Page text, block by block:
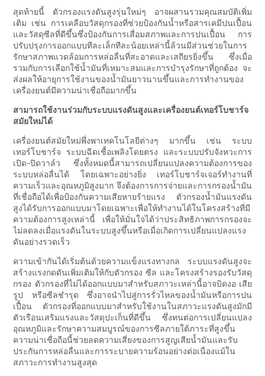
สุดท้ายนี้ ตัวกรองแรงดันสูงรุ่นใหม่ๆ อาจผสานรวมคุณสมบัติเพิ่ม
เติม เช่น การเคลือบวัสดุกรองที่ช่วยป้องกันน้ำหรือสารเคมีปนเปื้อน
และวัสดุซีลที่ดีขึ้นซึ่งป้องกันการเสื่อมสภาพและการปนเปื้อน การ
ปรับปรุงการออกแบบทีละเล็กทีละน้อยเหล่านี้ล้วนมีส่วนช่วยในการ
รักษาสภาพแวดล้อมการหล่อลื่นที่สะอาดและเสถียรยิ่งขึ้น ซึ่งเมื่อ
รวมกับการเลือกใช้น้ำมันที่เหมาะสมและการบำรุงรักษาที่ถูกต้อง จะ
ส่งผลให้อายุการใช้งานของน้ำมันยาวนานขึ้นและการทำงานของ
เครื่องยนต์มีความน่าเชื่อถือมากขึ้น
สามารถใช้งานร่วมกับระบบแรงดันสูงและเครื่องยนต์เทอร์โบชาร์จ
สมัยใหม่ได้
เครื่องยนต์สมัยใหม่พึ่งพาเทคโนโลยีต่างๆ มากขึ้น เช่น ระบบ
เทอร์โบชาร์จ ระบบฉีดเชื้อเพลิงโดยตรง และระบบปรับจังหวะการ
เปิด-ปิดวาล์ว ซึ่งทั้งหมดนี้สามารถเปลี่ยนแปลงความต้องการของ
ระบบหล่อลื่นได้ โดยเฉพาะอย่างยิ่ง เทอร์โบชาร์จเจอร์ทำงานที่
ความเร็วและอุณหภูมิสูงมาก จึงต้องการการจ่ายและการกรองน้ำมัน
ที่เชื่อถือได้เพื่อป้องกันความเสียหายร้ายแรง ตัวกรองน้ำมันแรงดัน
สูงได้รับการออกแบบมาโดยเฉพาะเพื่อให้ทำงานได้ในโครงสร้างที่มี
ความต้องการสูงเหล่านี้ เพื่อให้มั่นใจได้ว่าประสิทธิภาพการกรองจะ
ไม่ลดลงเมื่อแรงดันในระบบสูงขึ้นหรือเมื่อเกิดการเปลี่ยนแปลงแรง
ดันอย่างรวดเร็ว
ความเข้ากันได้เริ่มต้นด้วยความแข็งแรงทางกล ระบบแรงดันสูงจะ
สร้างแรงกดดันเพิ่มเติมให้กับตัวกรอง ซีล และโครงสร้างรองรับวัสดุ
กรอง ตัวกรองที่ไม่ได้ออกแบบมาสำหรับสภาวะเหล่านี้อาจบิดงอ เสีย
รูป หรือซีลชำรุด ซึ่งอาจนำไปสู่การรั่วไหลของน้ำมันหรือการปน
เปื้อน ตัวกรองที่ออกแบบมาสำหรับใช้งานในสภาวะแรงดันสูงมักมี
ตัวเรือนเสริมแรงและวัสดุปะเก็นที่ดีขึ้น ซึ่งทนต่อการเปลี่ยนแปลง
อุณหภูมิและรักษาความสมบูรณ์ของการซีลภายใต้ภาระที่สูงขึ้น
ความน่าเชื่อถือนี้ช่วยลดความเสี่ยงของการสูญเสียน้ำมันและรับ
ประกันการหล่อลื่นและการระบายความร้อนอย่างต่อเนื่องแม้ใน
สภาวะการทำงานสูงสุด